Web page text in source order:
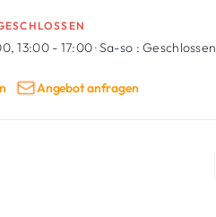
13:00 - 17:00·Sa-so : Geschlossen
Angebot anfragen